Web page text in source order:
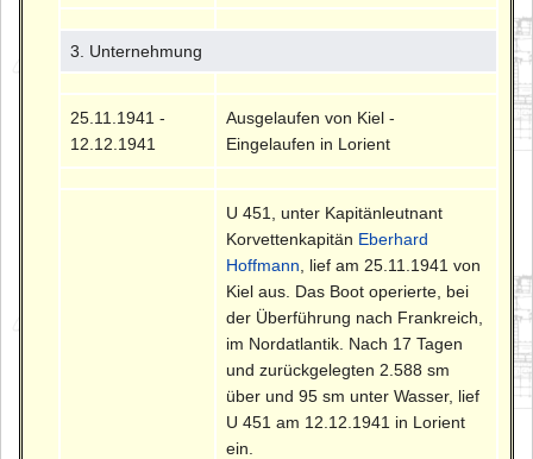
3. Unternehmung
25.11.1941 -
12.12.1941
Ausgelaufen von Kiel -
Eingelaufen in Lorient
U 451, unter Kapitänleutnant
Korvettenkapitän Eberhard
Hoffmann , lief am 25.11.1941 von
Kiel aus. Das Boot operierte, bei
der Überführung nach Frankreich,
im Nordatlantik. Nach 17 Tagen
und zurückgelegten 2.588 sm
über und 95 sm unter Wasser, lief
U 451 am 12.12.1941 in Lorient
ein.